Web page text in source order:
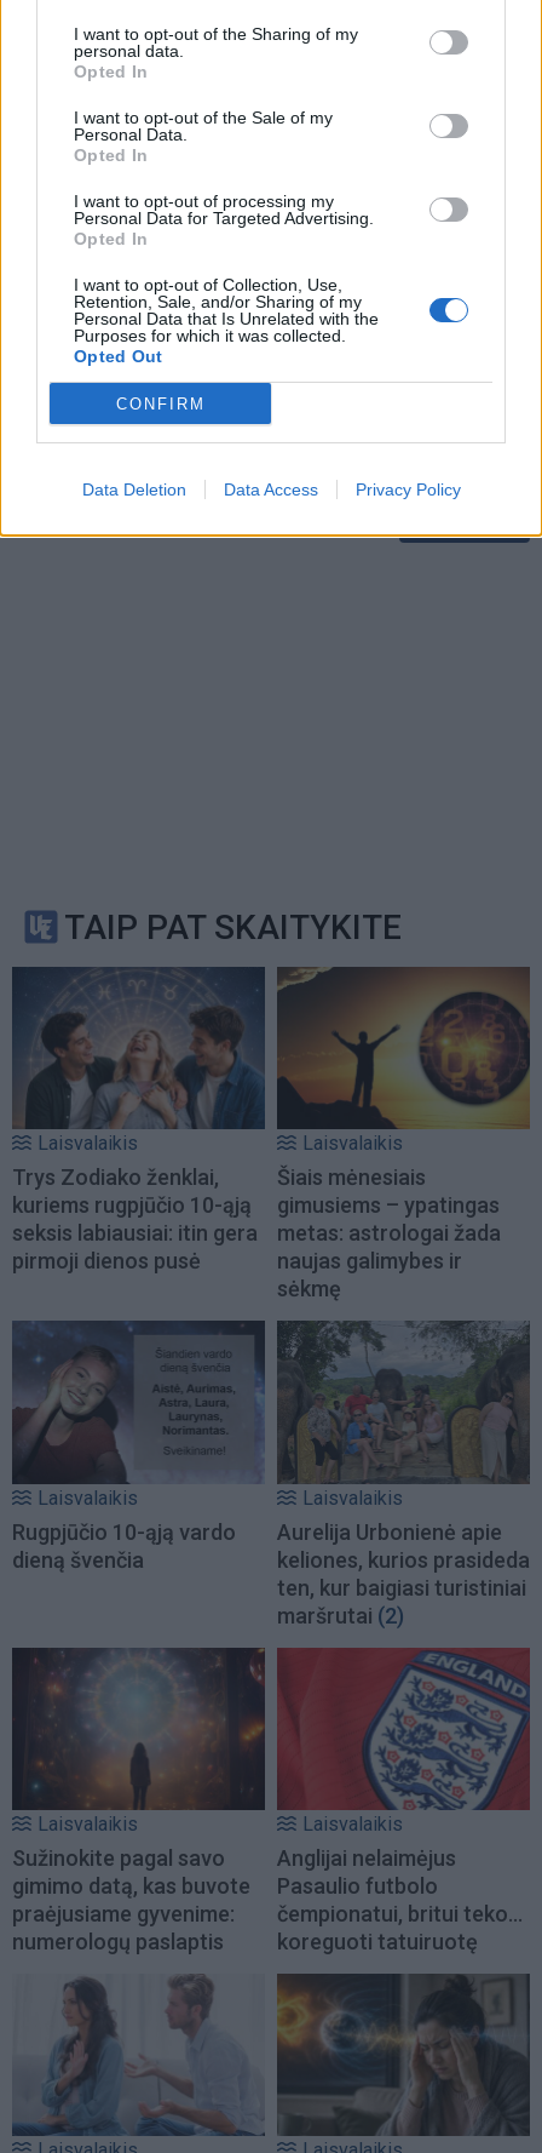
I want to opt-out of the Sharing of my
personal data.
Opted In
I want to opt-out of the Sale of my
Personal Data.
Opted In
I want to opt-out of processing my
Personal Data for Targeted Advertising.
Opted In
I want to opt-out of Collection, Use,
Retention, Sale, and/or Sharing of my
Personal Data that Is Unrelated with the
Purposes for which it was collected.
Opted Out
CONFIRM
Data Deletion Data Access Privacy Policy
Jūsų vardas
Komentaras
Sutinku sutaisyklėmis
reCAPTCHA and the Google
apply.
TAIP PAT SKAITYKITE
Laisvalaikis
Trys Zodiako ženklai,
kuriems rugpjūčio 10-ąją
seksis labiausiai: itin gera
pirmoji dienos pusė
Laisvalaikis
Šiais mėnesiais
gimusiems – ypatingas
metas: astrologai žada
naujas galimybes ir
sėkmę
Laisvalaikis
Rugpjūčio 10-ąją vardo
dieną švenčia
Laisvalaikis
Aurelija Urbonienė apie
keliones, kurios prasideda
ten, kur baigiasi turistiniai
maršrutai (2)
Laisvalaikis
Sužinokite pagal savo
gimimo datą, kas buvote
praėjusiame gyvenime:
numerologų paslaptis
Laisvalaikis
Anglijai nelaimėjus
Pasaulio futbolo
čempionatui, britui teko...
koreguoti tatuiruotę